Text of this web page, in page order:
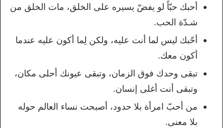
أحبك حبّاً لو يفضّ يسيره على الخلق، مات الخلق من
شـدّة الحب.
أحّبك ليس لما أنت عليه، ولكن لِما أكون عليه عندما
أكون معك.
تبقى وحدك فوق الزمان، وتبقى عيونك أحلى مكان،
وتبقى أنت أغلى إنسان.
من أحبّ امرأة بلا حدود، أصبحت نساء العالم حوله
بلا معنى.